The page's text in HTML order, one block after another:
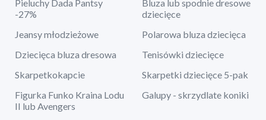
Pieluchy Dada Pantsy
-27%
Bluza lub spodnie dresowe
dziecięce
Jeansy młodzieżowe
Polarowa bluza dziecięca
Dziecięca bluza dresowa
Tenisówki dziecięce
Skarpetkokapcie
Skarpetki dziecięce 5-pak
Figurka Funko Kraina Lodu
II lub Avengers
Galupy - skrzydlate koniki